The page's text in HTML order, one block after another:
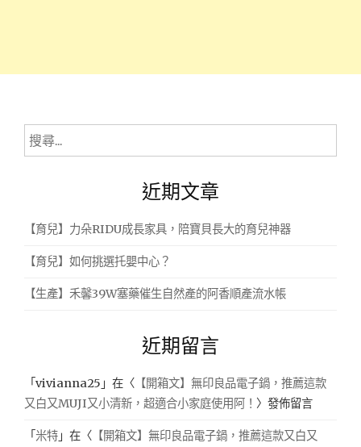
搜
尋
近期文章
【育兒】力朵RIDU成長家具，陪寶貝長大的育兒神器
【育兒】如何挑選托嬰中心？
【生產】禾馨39W塞藥催生自然產的阿香順產流水帳
近期留言
「vivianna25 」在〈 【開箱文】無印良品電子鍋，推薦這款
又白又MUJI又小清新，超適合小家庭使用阿！ 〉發佈留言
「米特 」在〈 【開箱文】無印良品電子鍋，推薦這款又白又